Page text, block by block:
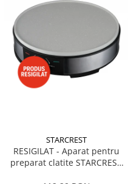
STARCREST
RESIGILAT - Aparat pentru
preparat clatite STARCREST